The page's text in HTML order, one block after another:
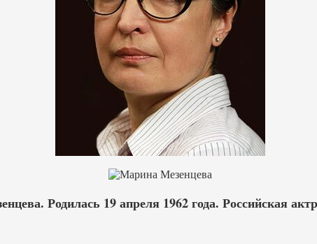
Родилась 19 апреля 1962 года. Российская